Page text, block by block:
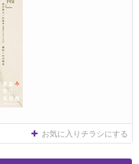
お気に入りチラシにする